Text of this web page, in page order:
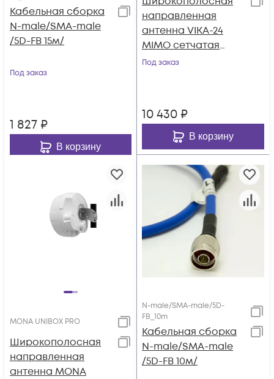
Кабельная сборка
N-male/SMA-male
/5D-FB 15м/
Под заказ
1 827 ₽
В корзину
направленная
антенна VIKA-24
MIMO сетчатая
разборная
E2600, N-female
Под заказ
10 430 ₽
В корзину
MONA UNIBOX PRO
Широкополосная
направленная
антенна MONA
N-male/SMA-male/5D-
FB_10m
Кабельная сборка
N-male/SMA-male
/5D-FB 10м/